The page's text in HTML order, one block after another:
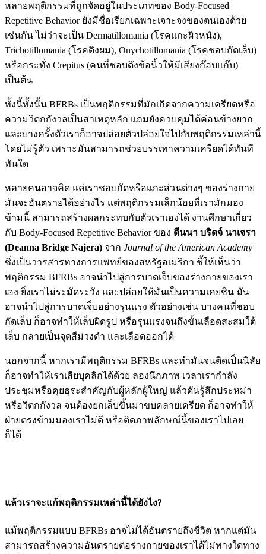
หลายพฤติกรรมที่ถูกจัดอยู่ในประเภทของ Body-Focused
Repetitive Behavior ยังมีชื่อเรียกเฉพาะเจาะจงของตนเองด้วย
เช่นกัน ไม่ว่าจะเป็น Dermatillomania (โรคแกะผิวหนัง),
Trichotillomania (โรคดึงผม), Onychotillomania (โรคชอบกัดเล็บ)
หรือกระทั่ง Crepitus (คนที่ชอบดึงข้อนิ้วให้มีเสียงก๊อบแก๊บ)
เป็นต้น
ทั้งนี้ทั้งนั้น BFRBs เป็นพฤติกรรมที่มักเกิดจากความเครียดหรือ
ความวิตกกังวลเป็นสาเหตุหลัก แถมยังควบคุมได้ค่อนข้างยาก
และบางครั้งตัวเราก็อาจปล่อยตัวปล่อยใจไปกับพฤติกรรมเหล่านี้
โดยไม่รู้ตัว เพราะมันสามารถช่วยบรรเทาความเครียดได้ทันที
ทันใด
หลายคนอาจคิด แค่เราชอบกัดหรือแกะส่วนต่างๆ ของร่างกาย
มันจะอันตรายได้อย่างไร แต่พฤติกรรมเล็กน้อยที่เรามักมอง
ข้ามนี้ สามารถสร้างผลกระทบกับตัวเราเองได้ งานศึกษาเกี่ยว
กับ Body-Focused Repetitive Behavior ของ ดีนนา บริดจ์ นาเจรา
(Deanna Bridge Najera) จาก Journal of the American Academy
ซึ่งเป็นวารสารทางการแพทย์ของสหรัฐอเมริกา ชี้ให้เห็นว่า
พฤติกรรม BFRBs อาจนำไปสู่การบาดเจ็บของร่างกายของเรา
เอง ยิ่งเราไม่ระมัดระวัง และปล่อยให้มันเป็นความเคยชิน มัน
อาจนำไปสู่การบาดเจ็บอย่างรุนแรง ตัวอย่างเช่น บางคนที่ชอบ
กัดเล็บ ก็อาจทำให้เล็บผิดรูป หรือรุนแรงจนถึงขั้นเลือดสะสมใต้
เล็บ กลายเป็นจุดสีม่วงดำ และเลือดออกได้
นอกจากนี้ หากเรามีพฤติกรรม BFRBs และทำมันจนติดเป็นนิสัย
ก็อาจทำให้เราเสียบุคลิกได้ด้วย ลองนึกภาพ เวลาเรากำลัง
ประชุมหรือคุยธุระสำคัญกับผู้หลักผู้ใหญ่ แล้วดันรู้สึกประหม่า
หรือวิตกกังวล จนต้องยกเล็บขึ้นมาขบคลายเครียด ก็อาจทำให้
ฝ่ายตรงข้ามมองเราไม่ดี หรือติดภาพลักษณ์นี้ของเราไปเลย
ก็ได้
แล้วเราจะแก้พฤติกรรมเหล่านี้ได้ยังไง?
แม้พฤติกรรมแบบ BFRBs อาจไม่ได้อันตรายถึงชีวิต หากแต่มัน
สามารถสร้างความอันตรายต่อร่างกายของเราได้ไม่ทางใดทาง